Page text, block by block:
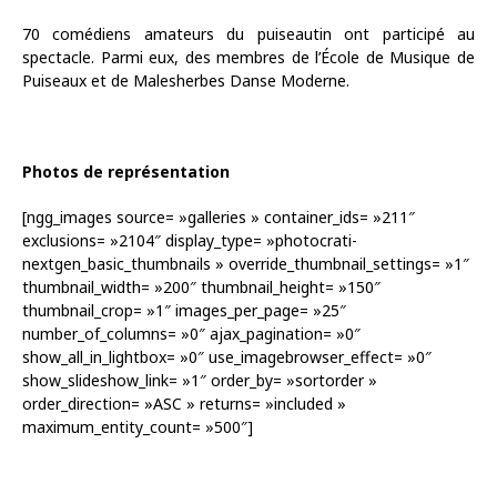
70 comédiens amateurs du puiseautin ont participé au
spectacle. Parmi eux, des membres de l’École de Musique de
Puiseaux et de Malesherbes Danse Moderne.
Photos de représentation
[ngg_images source= »galleries » container_ids= »211″
exclusions= »2104″ display_type= »photocrati-
nextgen_basic_thumbnails » override_thumbnail_settings= »1″
thumbnail_width= »200″ thumbnail_height= »150″
thumbnail_crop= »1″ images_per_page= »25″
number_of_columns= »0″ ajax_pagination= »0″
show_all_in_lightbox= »0″ use_imagebrowser_effect= »0″
show_slideshow_link= »1″ order_by= »sortorder »
order_direction= »ASC » returns= »included »
maximum_entity_count= »500″]